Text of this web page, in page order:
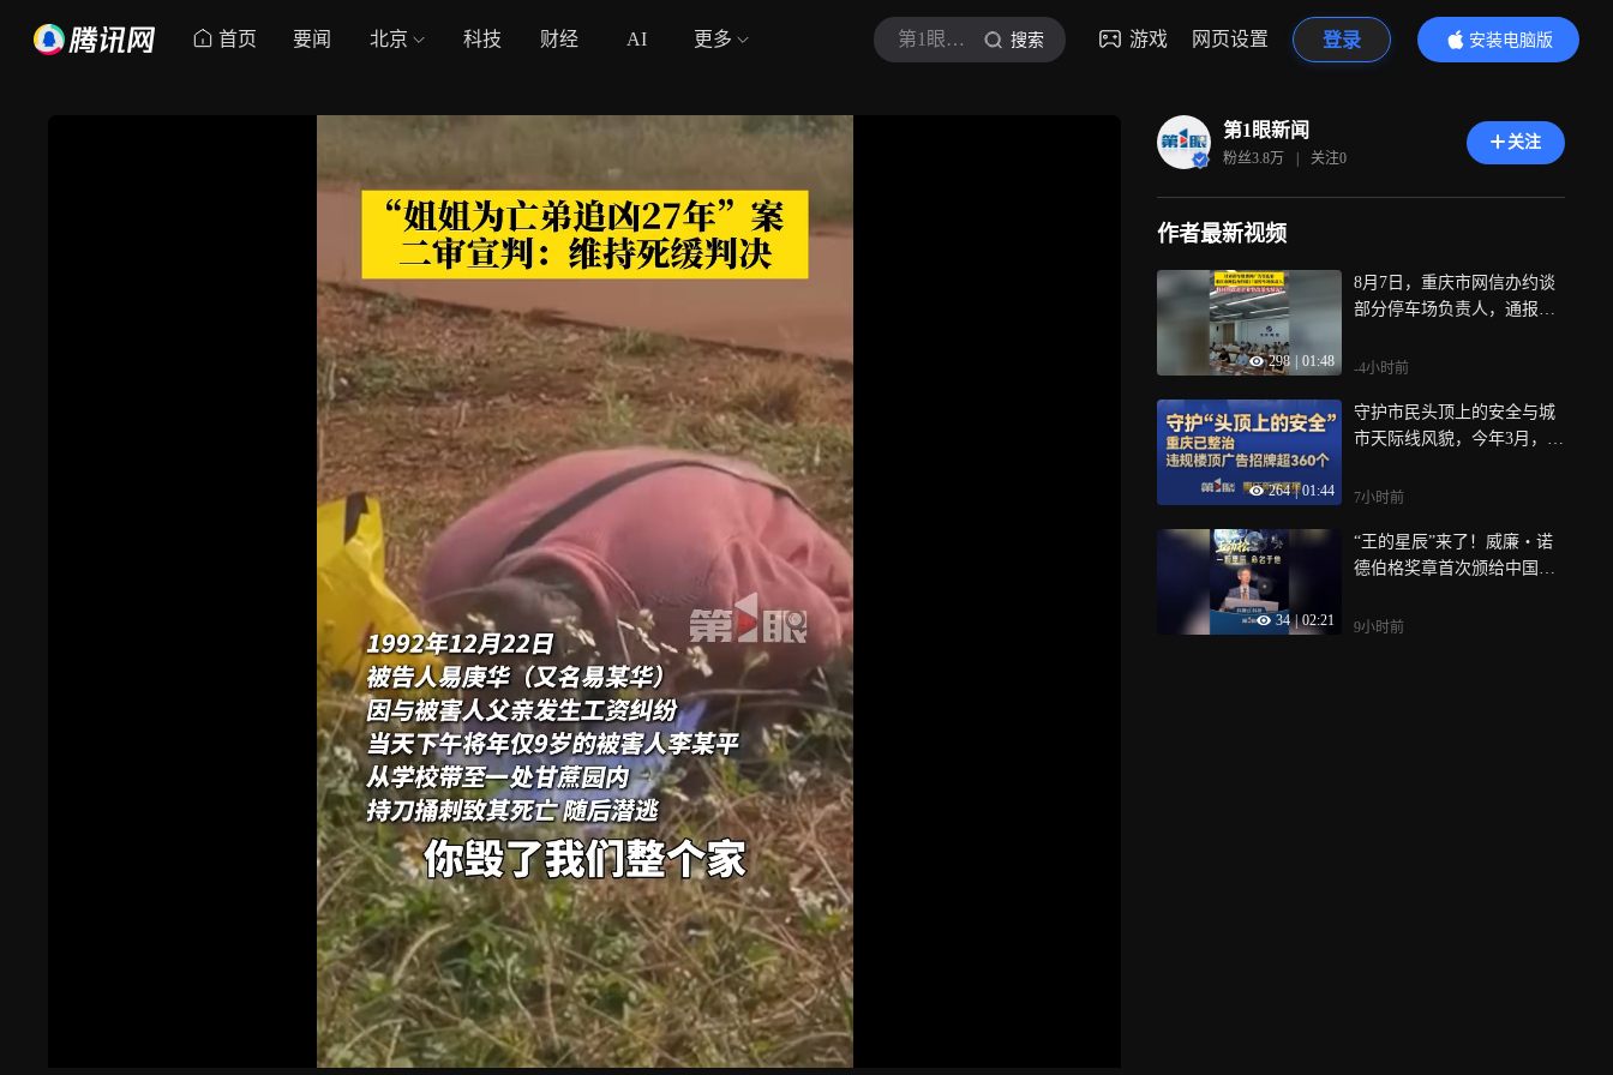
首页 要闻 北京 科技 财经 AI 更多 第1眼新闻 搜索 游戏 网页设置 登录
安装电脑版
内容更精彩
第1眼新闻
粉丝3.8万 | 关注0
关注
作者最新视频
298 01:48
8月7日，重庆市网信办约谈
部分停车场负责人，通报违
法整改
-4小时前
264 | 01:44
守护市民头顶上的安全与城
市天际线风貌，今年3月，我
项整治，截至目前，已整治
7小时前
34 | 02:21
“王的星辰”来了！威廉・诺
德伯格奖章首次颁给中国科
一颗小行星，他让我国的空
9小时前